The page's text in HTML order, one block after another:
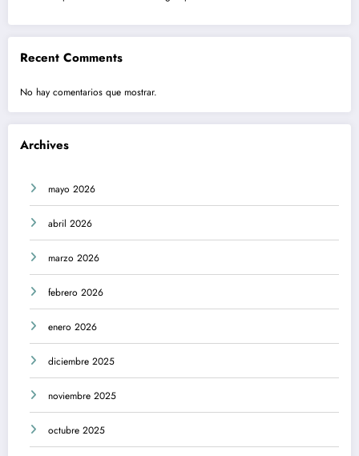
Recent Comments
No hay comentarios que mostrar.
Archives
mayo 2026
abril 2026
marzo 2026
febrero 2026
enero 2026
diciembre 2025
noviembre 2025
octubre 2025